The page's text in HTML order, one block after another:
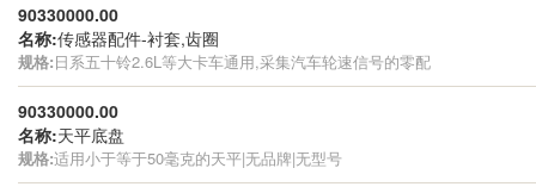
90330000.00
名称:传感器配件-衬套,齿圈
规格:日系五十铃2.6L等大卡车通用,采集汽车轮速信号的零配
90330000.00
名称:天平底盘
规格:适用小于等于50毫克的天平|无品牌|无型号